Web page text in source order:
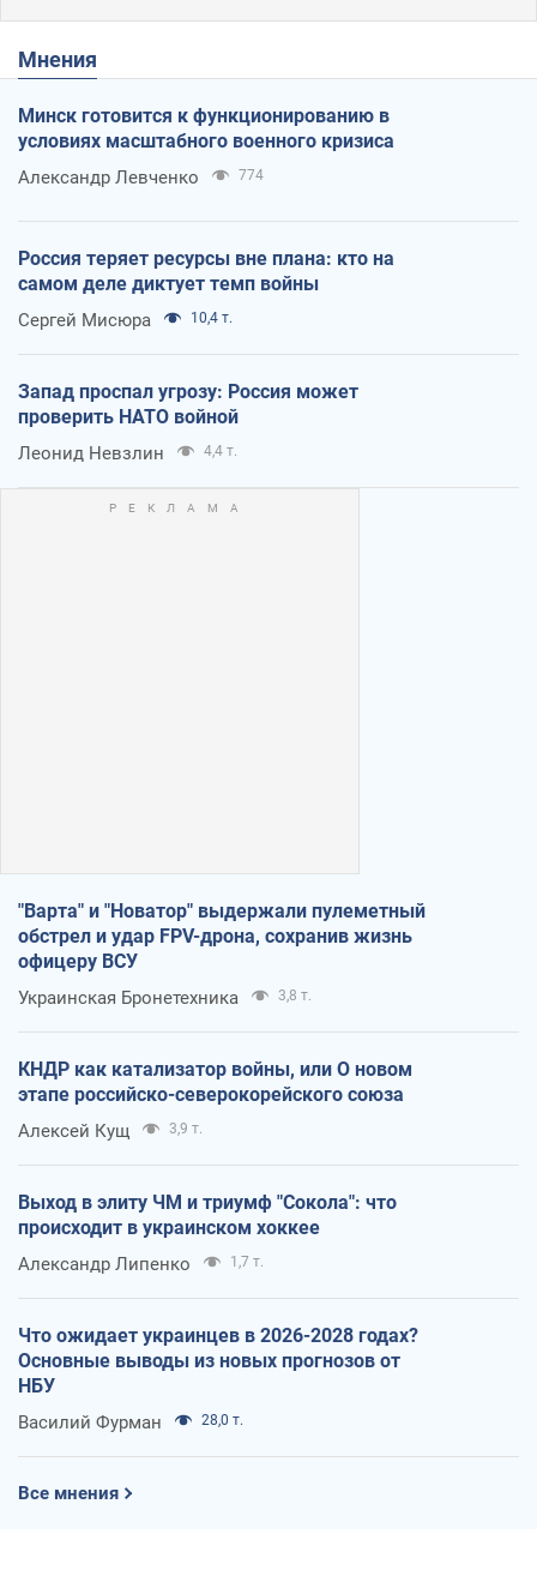
Мнения
Минск готовится к функционированию в
условиях масштабного военного кризиса
Александр Левченко 774
Россия теряет ресурсы вне плана: кто на
самом деле диктует темп войны
Сергей Мисюра 10,4 т.
Запад проспал угрозу: Россия может
проверить НАТО войной
Леонид Невзлин 4,4 т.
"Варта" и "Новатор" выдержали пулеметный
обстрел и удар FPV-дрона, сохранив жизнь
офицеру ВСУ
Украинская Бронетехника 3,8 т.
КНДР как катализатор войны, или О новом
этапе российско-северокорейского союза
Алексей Кущ 3,9 т.
Выход в элиту ЧМ и триумф "Сокола": что
происходит в украинском хоккее
Александр Липенко 1,7 т.
Что ожидает украинцев в 2026-2028 годах?
Основные выводы из новых прогнозов от
НБУ
Василий Фурман 28,0 т.
Все мнения